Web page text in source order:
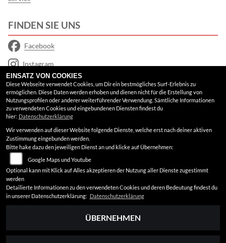
FINDEN SIE UNS
Facebook
Instagram
Google Maps
RECHTLICHES
AGB
Impressum
Datenschutz
Disclaimer
Barrierefreiheit
EINSATZ VON COOKIES
Diese Webseite verwendet Cookies, um Dir ein bestmögliches Surf-Erlebnis zu
ermöglichen. Diese Daten werden erhoben und dienen nicht für die Erstellung von
Nutzungsprofilen oder anderer weiterführender Verwendung. Sämtliche Informationen
zu verwendeten Cookies und eingebundenen Diensten findest du
hier: Datenschutzerklärung
Wir verwenden auf dieser Website folgende Dienste, welche erst nach deiner aktiven
Zustimmung eingebunden werden.
Bitte hake dazu den jeweiligen Dienst an und klicke auf Übernehmen:
Google Maps und Youtube
Optional kann mit Klick auf Alles akzeptieren der Nutzung aller Dienste zugestimmt
werden
Detailierte Informationen zu den verwendeten Cookies und deren Bedeutung findest du
in unserer Datenschutzerklärung: Datenschutzerklärung
ÜBERNEHMEN